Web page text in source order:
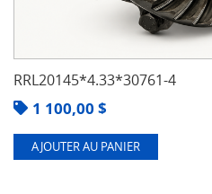
RRL20145*4.33*30761-4
1 100,00 $
AJOUTER AU PANIER